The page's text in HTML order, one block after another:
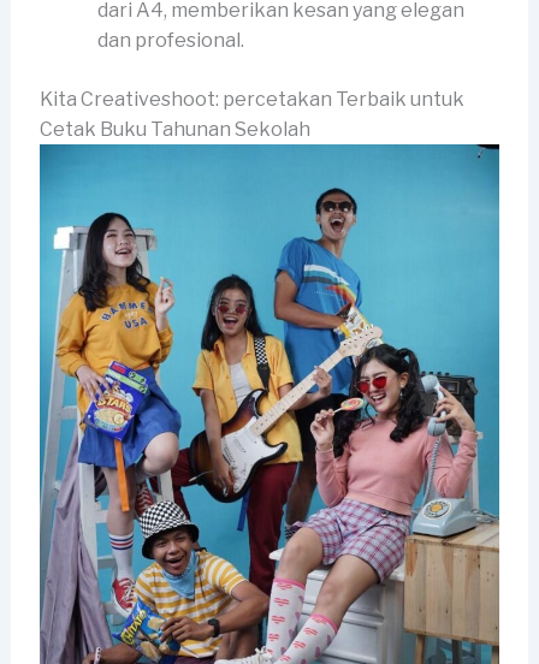
dari A4, memberikan kesan yang elegan
dan profesional.
Kita Creativeshoot: percetakan Terbaik untuk
Cetak Buku Tahunan Sekolah